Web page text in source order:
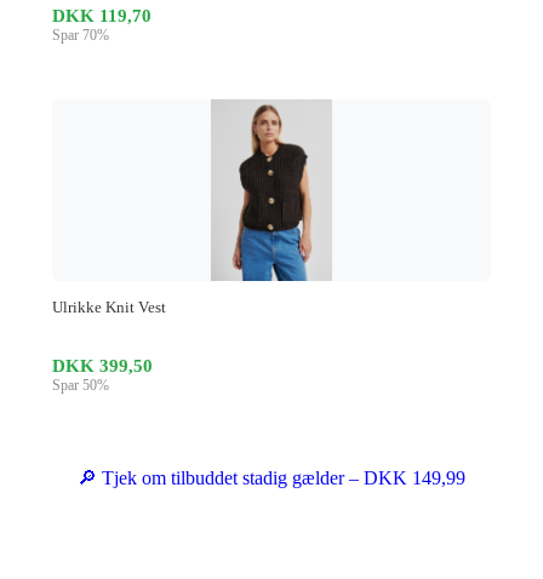
DKK 119,70
Spar 70%
Ulrikke Knit Vest
DKK 399,50
Spar 50%
🔎 Tjek om tilbuddet stadig gælder – DKK 149,99